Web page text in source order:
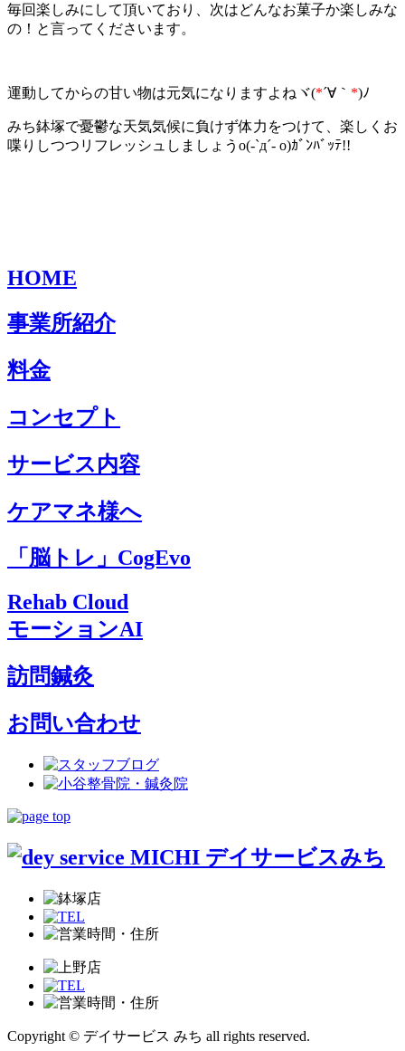
毎回楽しみにして頂いており、次はどんなお菓子か楽しみな
の！と言ってくださいます。
運動してからの甘い物は元気になりますよねヾ(*´∀｀ *)ﾉ
みち鉢塚で憂鬱な天気気候に負けず体力をつけて、楽しくお
喋りしつつリフレッシュしましょうo(-`д´- o)ｶﾞﾝﾊﾞｯﾃ!!
HOME
事業所紹介
料金
コンセプト
サービス内容
ケアマネ様へ
「脳トレ」CogEvo
Rehab Cloud
モーションAI
訪問鍼灸
お問い合わせ
Copyright © デイサービス みち all rights reserved.